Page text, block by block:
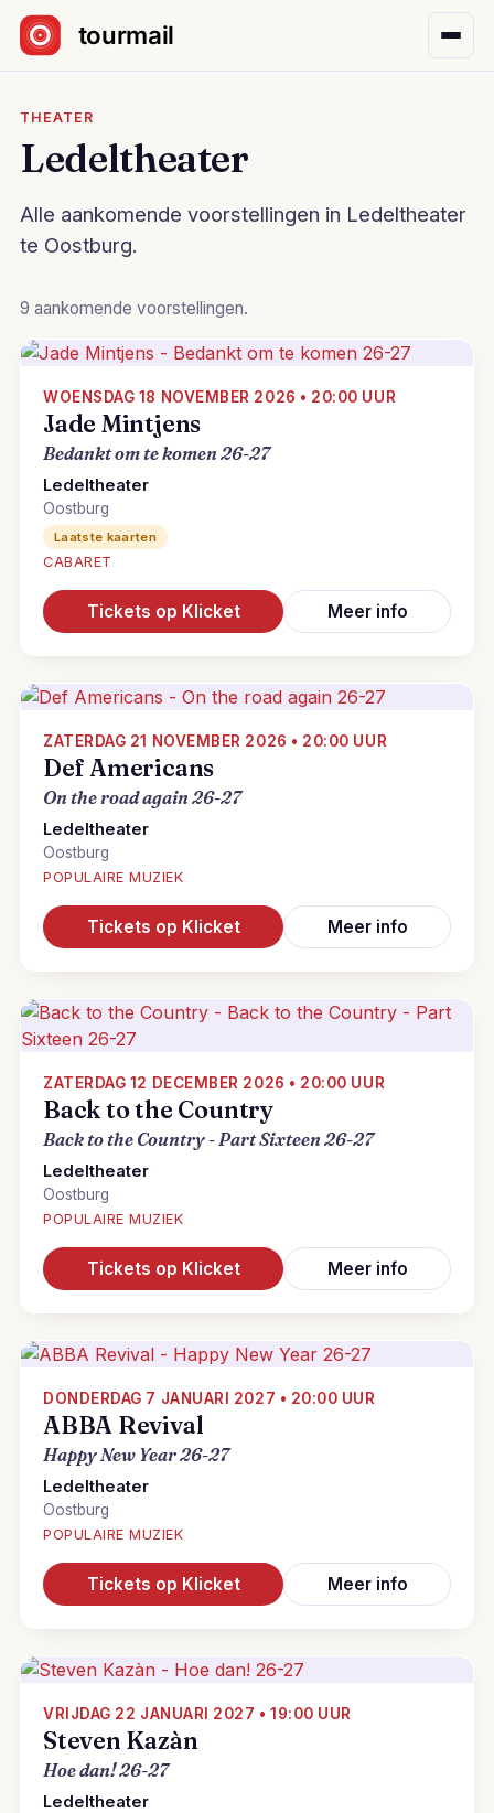
Sla navigatie over
THEATER
Ledeltheater
Alle aankomende voorstellingen in Ledeltheater
te Oostburg.
9 aankomende voorstellingen.
WOENSDAG 18 NOVEMBER 2026 • 20:00 UUR
Jade Mintjens
Bedankt om te komen 26-27
Ledeltheater
Oostburg
Laatste kaarten
CABARET
Tickets op Klicket Meer info
ZATERDAG 21 NOVEMBER 2026 • 20:00 UUR
Def Americans
On the road again 26-27
Ledeltheater
Oostburg
POPULAIRE MUZIEK
Tickets op Klicket Meer info
ZATERDAG 12 DECEMBER 2026 • 20:00 UUR
Back to the Country
Back to the Country - Part Sixteen 26-27
Ledeltheater
Oostburg
POPULAIRE MUZIEK
Tickets op Klicket Meer info
DONDERDAG 7 JANUARI 2027 • 20:00 UUR
ABBA Revival
Happy New Year 26-27
Ledeltheater
Oostburg
POPULAIRE MUZIEK
Tickets op Klicket Meer info
VRIJDAG 22 JANUARI 2027 • 19:00 UUR
Steven Kazàn
Hoe dan! 26-27
Ledeltheater